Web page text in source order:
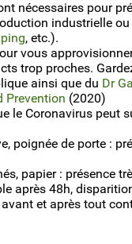
nécessaires pour
industrielle
, etc.).
vous
trop proches.
ainsi que du Dr
Prevention (2020)
le Coronavirus peut
poignée de porte :
papier : présence
après 48h,
et après tout